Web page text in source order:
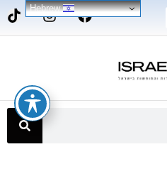
Hebrew